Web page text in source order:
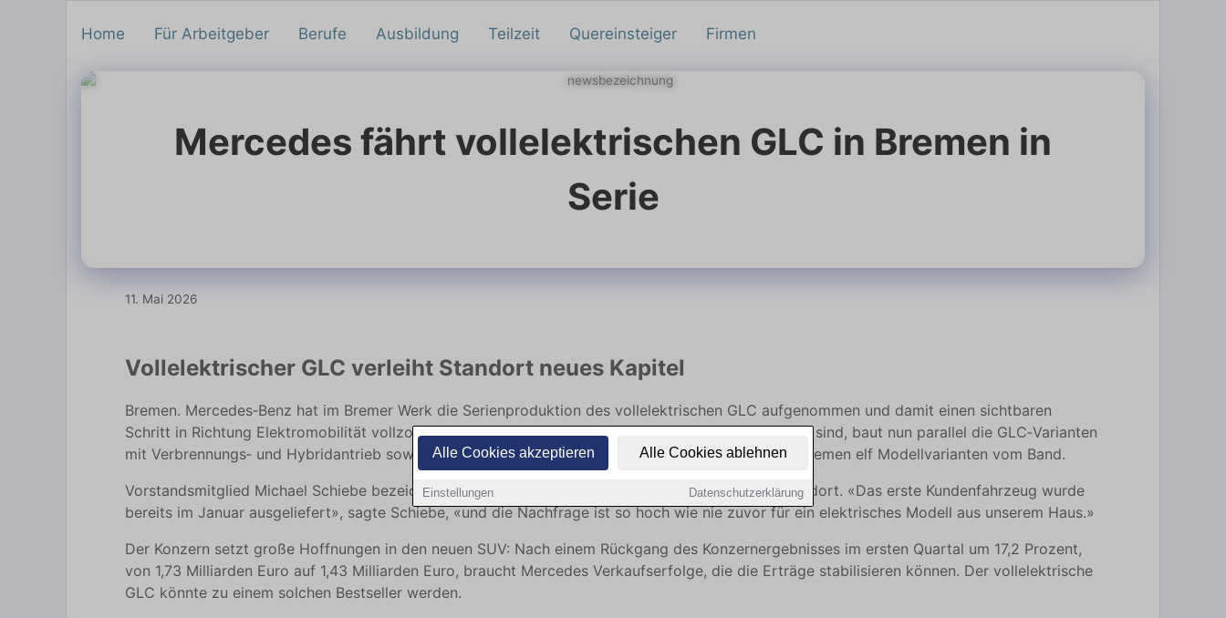
Alle Cookies akzeptieren Alle Cookies ablehnen
Einstellungen Datenschutzerklärung
Home Für Arbeitgeber Berufe Ausbildung Teilzeit Quereinsteiger Firmen
Mercedes fährt vollelektrischen GLC in Bremen in
Serie
11. Mai 2026
Vollelektrischer GLC verleiht Standort neues Kapitel
Bremen. Mercedes‑Benz hat im Bremer Werk die Serienproduktion des vollelektrischen GLC aufgenommen und damit einen sichtbaren
Schritt in Richtung Elektromobilität vollzogen. Das Werk, in dem rund 10.500 Menschen beschäftigt sind, baut nun parallel die GLC‑Varianten
mit Verbrennungs‑ und Hybridantrieb sowie die neue E‑Version und den EQE. Insgesamt laufen in Bremen elf Modellvarianten vom Band.
Vorstandsmitglied Michael Schiebe bezeichnete den Produktionsstart als Wendepunkt für den Standort. «Das erste Kundenfahrzeug wurde
bereits im Januar ausgeliefert», sagte Schiebe, «und die Nachfrage ist so hoch wie nie zuvor für ein elektrisches Modell aus unserem Haus.»
Der Konzern setzt große Hoffnungen in den neuen SUV: Nach einem Rückgang des Konzernergebnisses im ersten Quartal um 17,2 Prozent,
von 1,73 Milliarden Euro auf 1,43 Milliarden Euro, braucht Mercedes Verkaufserfolge, die die Erträge stabilisieren können. Der vollelektrische
GLC könnte zu einem solchen Bestseller werden.